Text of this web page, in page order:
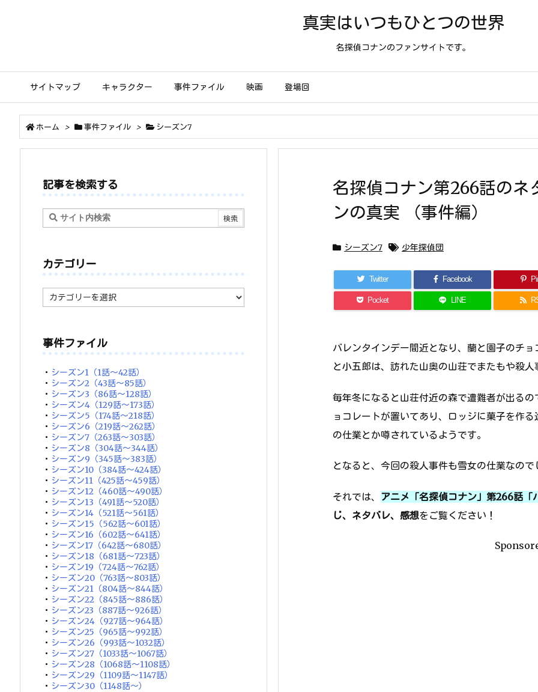
真実はいつもひとつの世界
名探偵コナンのファンサイトです。
サイトマップ キャラクター 事件ファイル 映画 登場回
ホーム > 事件ファイル > シーズン7
名探偵コナン第266話の
ンの真実 （事件編）
シーズン7 少年探偵団
Twitter Facebook
Pocket LINE
バレンタインデー間近となり、蘭と園子のチ
と小五郎は、訪れた山奥の山荘でまたもや殺
毎年冬になると山荘付近の森で遭難者が出る
ョコレートが置いてあり、ロッジに菓子を作
の仕業とか噂されているようです。
となると、今回の殺人事件も雪女の仕業なので
それでは、 アニメ「名探偵コナン」第266話「
じ、ネタバレ、感想をご覧ください！
記事を検索する
カテゴリー
カ
テ
ー
事件ファイル
・ シーズン1（1話～42話）
・ シーズン2（43話～85話）
・ シーズン3（86話～128話）
・ シーズン4（129話～173話）
・ シーズン5（174話～218話）
・ シーズン6（219話～262話）
・ シーズン7（263話～303話）
・ シーズン8（304話～344話）
・ シーズン9（345話～383話）
・ シーズン10（384話～424話）
・ シーズン11（425話～459話）
・ シーズン12（460話～490話）
・ シーズン13（491話～520話）
・ シーズン14（521話～561話）
・ シーズン15（562話～601話）
・ シーズン16（602話～641話）
・ シーズン17（642話～680話）
・ シーズン18（681話～723話）
・ シーズン19（724話～762話）
・ シーズン20（763話～803話）
・ シーズン21（804話～844話）
・ シーズン22（845話～886話）
・ シーズン23（887話～926話）
・ シーズン24（927話～964話）
・ シーズン25（965話～992話）
・ シーズン26（993話～1032話）
・ シーズン27（1033話～1067話）
・ シーズン28（1068話～1108話）
・ シーズン29（1109話～1147話）
・ シーズン30（1148話～）